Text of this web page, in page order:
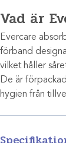
Vad är
Evercare
förband
vilket håller
De är
hygien från